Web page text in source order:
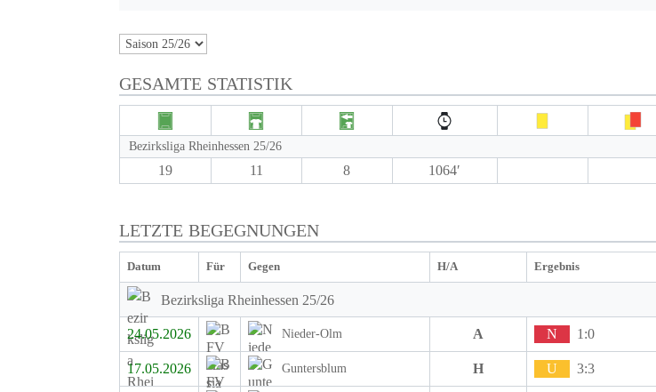
GESAMTE STATISTIK
Bezirksliga Rheinhessen 25/26
19 11 8 1064′
LETZTE BEGEGNUNGEN
Datum Für Gegen H/A Ergebnis
Bezirksliga Rheinhessen 25/26
24.05.2026 Nieder-Olm A N 1:0
17.05.2026 Guntersblum H U 3:3